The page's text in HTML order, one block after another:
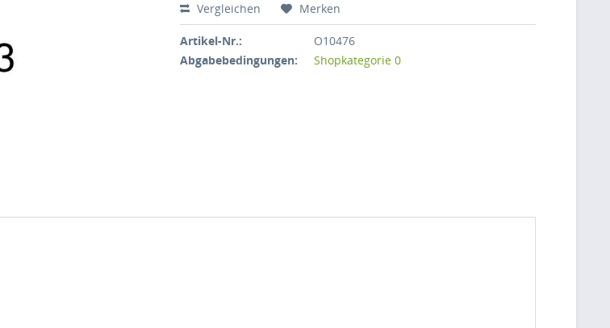
Vergleichen Merken
Artikel-Nr.:
O10476
Abgabebedingungen:
Shopkategorie 0